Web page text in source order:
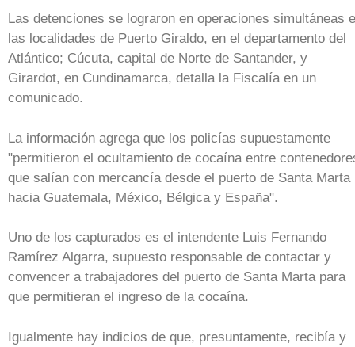
Las detenciones se lograron en operaciones simultáneas
las localidades de Puerto Giraldo, en el departamento del
Atlántico; Cúcuta, capital de Norte de Santander, y
Girardot, en Cundinamarca, detalla la Fiscalía en un
comunicado.
La información agrega que los policías supuestamente
"permitieron el ocultamiento de cocaína entre
que salían con mercancía desde el puerto de Santa Marta
hacia Guatemala, México, Bélgica y España".
Uno de los capturados es el intendente Luis Fernando
Ramírez Algarra, supuesto responsable de contactar y
convencer a trabajadores del puerto de Santa Marta para
que permitieran el ingreso de la cocaína.
Igualmente hay indicios de que, presuntamente, recibía y